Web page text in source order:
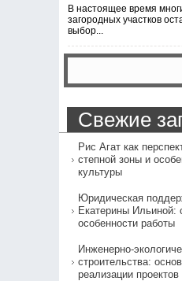
В настоящее время
загородных участков
выбор...
Свежие
Рис Агат как
степной зоны и
культуры
Юридическая
Екатерины Ильиной:
особенности работы
Инженерно-
строительства:
реализации проектов